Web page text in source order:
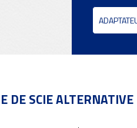
DE SCIE ALTERNATIVE